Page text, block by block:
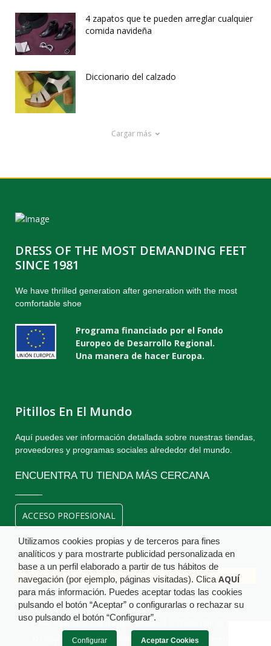
4 zapatos que te pueden arreglar cualquier
comida navideña
Diccionario del calzado
Cargar más
DRESS OF THE MOST DEMANDING FEET
SINCE 1981
We have thrilled generation after generation with the most
comfortable shoe
Programa financiado por el Fondo
Europeo de Desarrollo Regional.
Una manera de hacer Europa.
Pitillos En El Mundo
Aquí puedes ver información detallada sobre nuestras tiendas,
proveedores y programas sociales alrededor del mundo.
ENCUENTRA TU TIENDA MÁS CERCANA
ACCESO PROFESIONAL
Aviso legal Política de Cookies
© Copyright Calzados Pitillos S.A. 2018 . Todos los derechos
Utilizamos cookies propias y de terceros para fines
analíticos y para mostrarte publicidad personalizada en
base a un perfil elaborado a partir de tus hábitos de
navegación (por ejemplo, páginas visitadas). Clica AQUÍ
para más información. Puedes aceptar todas las cookies
pulsando el botón “Aceptar” o configurarlas o rechazar su
uso pulsando el botón “Configurar”.
Configurar Aceptar Cookies